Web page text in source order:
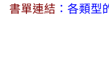
書單連結 ：各類型